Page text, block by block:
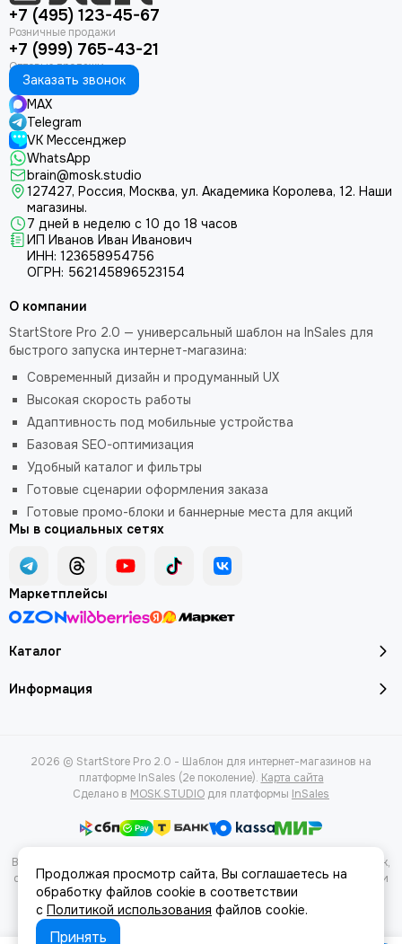
+7 (495) 123-45-67
+7 (999) 765-43-21
Заказать звонок
MAX
Telegram
VK Мессенджер
WhatsApp
brain@mosk.studio
127427, Россия, Москва, ул. Академика Королева, 12. Наши
магазины.
7 дней в неделю с 10 до 18 часов
ИП Иванов Иван Иванович
ИНН: 123658954756
ОГРН: 562145896523154
Каталог
Информация
О компании
StartStore Pro 2.0 — универсальный шаблон на InSales для
быстрого запуска интернет-магазина:
Современный дизайн и продуманный UX
Высокая скорость работы
Адаптивность под мобильные устройства
Базовая SEO-оптимизация
Удобный каталог и фильтры
Готовые сценарии оформления заказа
Готовые промо-блоки и баннерные места для акций
Мы в социальных сетях
Маркетплейсы
2026 © StartStore Pro 2.0 - Шаблон для интернет-магазинов на
платформе InSales (2е поколение). Карта сайта
Сделано в MOSK.STUDIO для платформы InSales
Вся представленная на сайте информация, касающаяся характеристик,
стоимости товаров и услуг, носит информационный характер и ни при
каких условиях не является публичной офертой, определяемой
положениями Статьи 437(2) Гражданского кодекса РФ.
Продолжая просмотр сайта, Вы соглашаетесь на
обработку файлов cookie в соответствии
с Политикой использования файлов cookie.
Принять